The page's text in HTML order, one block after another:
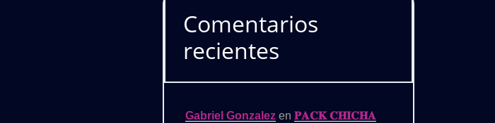
Comentarios
recientes
Gabriel Gonzalez en 𝐏𝐀𝐂𝐊 𝐂𝐇𝐈𝐂𝐇𝐀